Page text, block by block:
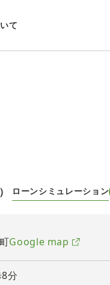
て
） ローンシミュレーション
Google map
分